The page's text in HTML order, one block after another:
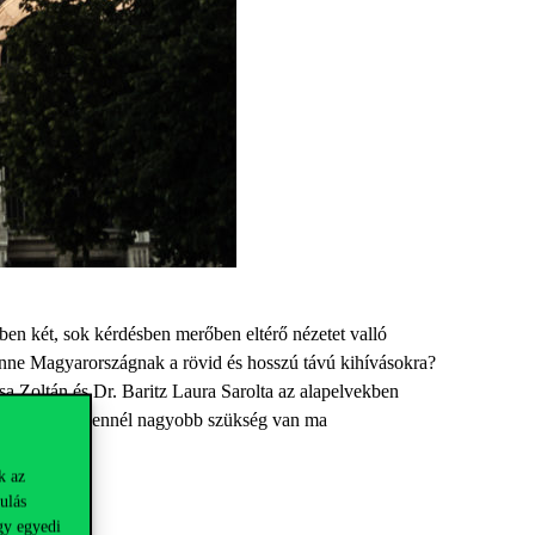
az
egyedi
két, sok kérdésben merőben eltérő nézetet valló
Magyarországnak a rövid és hosszú távú kihívásokra?
Zoltán és Dr. Baritz Laura Sarolta az alapelvekben
mindennél nagyobb szükség van ma